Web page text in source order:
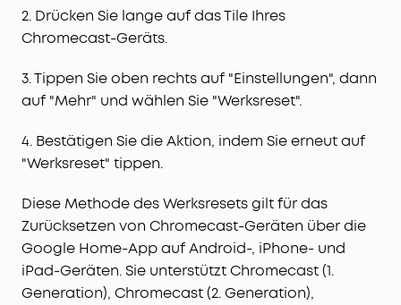
2. Drücken Sie lange auf das Tile Ihres
Chromecast-Geräts.
3. Tippen Sie oben rechts auf "Einstellungen", dann
auf "Mehr" und wählen Sie "Werksreset".
4. Bestätigen Sie die Aktion, indem Sie erneut auf
"Werksreset" tippen.
Diese Methode des Werksresets gilt für das
Zurücksetzen von Chromecast-Geräten über die
Google Home-App auf Android-, iPhone- und
iPad-Geräten. Sie unterstützt Chromecast (1.
Generation), Chromecast (2. Generation),